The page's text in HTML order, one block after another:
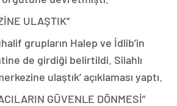
ULAŞTIK”
grupların Halep ve İdlib’in
de girdiği belirtildi. Silahlı
ulaştık’ açıklaması yaptı.
GÜVENLE DÖNMESİ”